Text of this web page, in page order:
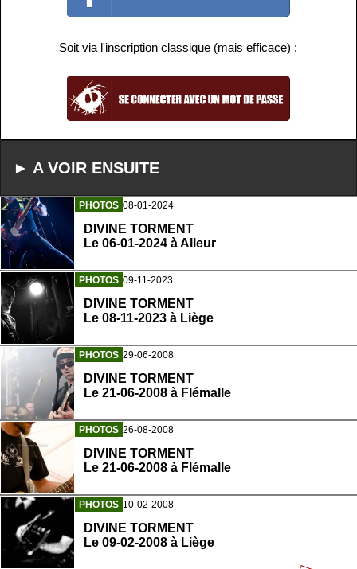
Soit via l'inscription classique (mais efficace) :
► A VOIR ENSUITE
PHOTOS 08-01-2024
DIVINE TORMENT
Le 06-01-2024 à Alleur
PHOTOS 09-11-2023
DIVINE TORMENT
Le 08-11-2023 à Liège
PHOTOS 29-06-2008
DIVINE TORMENT
Le 21-06-2008 à Flémalle
PHOTOS 26-08-2008
DIVINE TORMENT
Le 21-06-2008 à Flémalle
PHOTOS 10-02-2008
DIVINE TORMENT
Le 09-02-2008 à Liège